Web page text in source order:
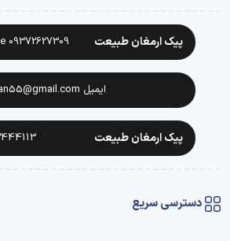
پیک ارمغان طبیعت 09372627309
ایمیل arnanjavan55@gmail.com
پیک ارمغان طبیعت
دسترسی سریع